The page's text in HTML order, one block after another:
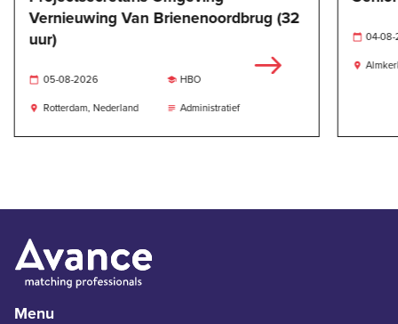
Vernieuwing Van Brienenoordbrug (32
uur)
 05-08-2026  HBO
 Rotterdam, Nederland  Administratief
 04-

Menu